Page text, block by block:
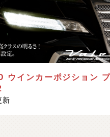
ウインカーポジション プ